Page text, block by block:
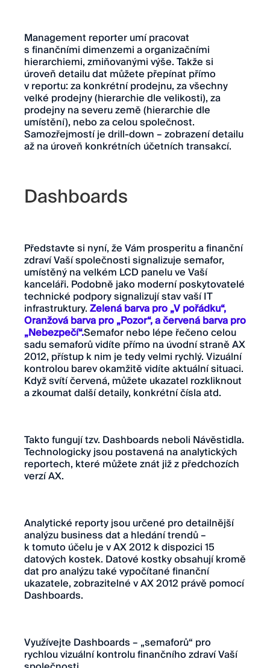
Management reporter umí pracovat
s finančními dimenzemi a organizačními
hierarchiemi, zmiňovanými výše. Takže si
úroveň detailu dat můžete přepínat přímo
v reportu: za konkrétní prodejnu, za všechny
velké prodejny (hierarchie dle velikosti), za
prodejny na severu země (hierarchie dle
umístění), nebo za celou společnost.
Samozřejmostí je drill-down – zobrazení detailu
až na úroveň konkrétních účetních transakcí.
Dashboards
Představte si nyní, že Vám prosperitu a finanční
zdraví Vaší společnosti signalizuje semafor,
umístěný na velkém LCD panelu ve Vaší
kanceláři. Podobně jako moderní poskytovatelé
technické podpory signalizují stav vaší IT
infrastruktury.Zelená barva pro „V pořádku“,
Oranžová barva pro „Pozor“, a červená barva pro
„Nebezpečí“.Semafor nebo lépe řečeno celou
sadu semaforů vidíte přímo na úvodní straně AX
2012, přístup k nim je tedy velmi rychlý. Vizuální
kontrolou barev okamžitě vidíte aktuální situaci.
Když svítí červená, můžete ukazatel rozkliknout
a zkoumat další detaily, konkrétní čísla atd.
Takto fungují tzv. Dashboards neboli Návěstidla.
Technologicky jsou postavená na analytických
reportech, které můžete znát již z předchozích
verzí AX.
Analytické reporty jsou určené pro detailnější
analýzu business dat a hledání trendů –
k tomuto účelu je v AX 2012 k dispozici 15
datových kostek. Datové kostky obsahují kromě
dat pro analýzu také vypočítané finanční
ukazatele, zobrazitelné v AX 2012 právě pomocí
Dashboards.
Využívejte Dashboards – „semaforů“ pro
rychlou vizuální kontrolu finančního zdraví Vaší